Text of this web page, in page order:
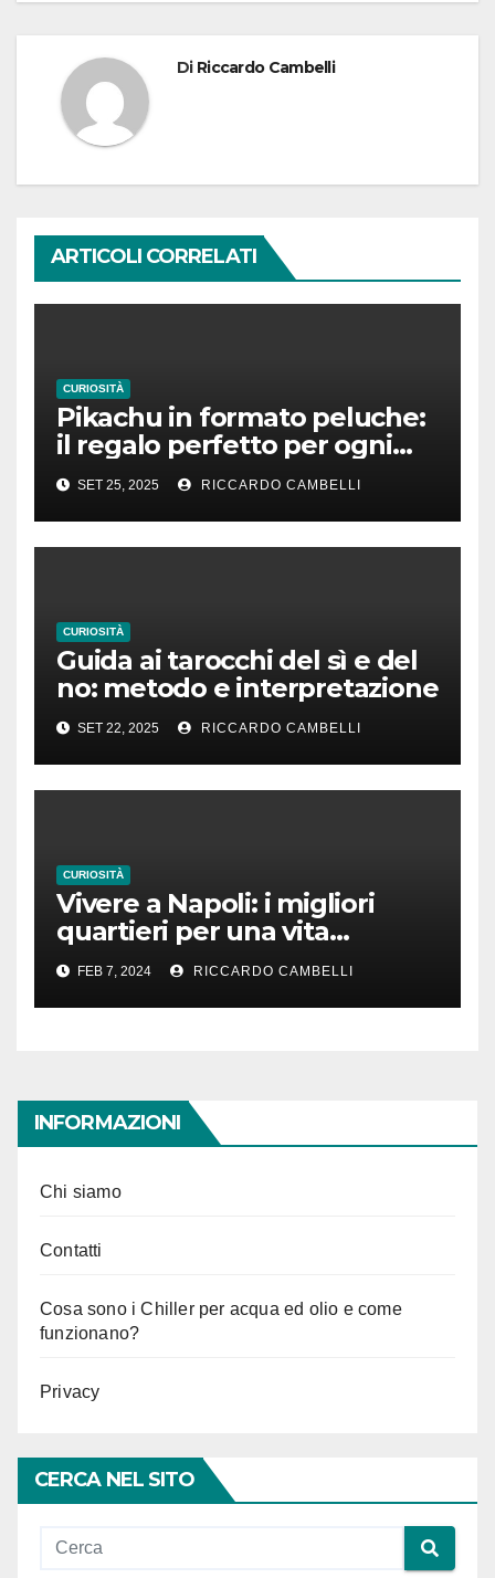
Di Riccardo Cambelli
ARTICOLI CORRELATI
CURIOSITÀ
Pikachu in formato peluche:
il regalo perfetto per ogni
fan dei Pokémon
SET 25, 2025 RICCARDO CAMBELLI
CURIOSITÀ
Guida ai tarocchi del sì e del
no: metodo e interpretazione
SET 22, 2025 RICCARDO CAMBELLI
CURIOSITÀ
Vivere a Napoli: i migliori
quartieri per una vita
familiare felice
FEB 7, 2024 RICCARDO CAMBELLI
INFORMAZIONI
Chi siamo
Contatti
Cosa sono i Chiller per acqua ed olio e come
funzionano?
Privacy
CERCA NEL SITO